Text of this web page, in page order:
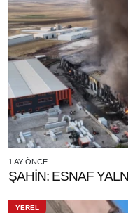
1 AY ÖNCE
ŞAHİN: ESNAF
YEREL